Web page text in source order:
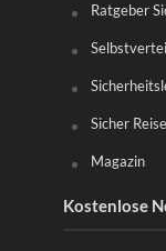
Ratgeber
Sicher
Magazin
Kostenlose